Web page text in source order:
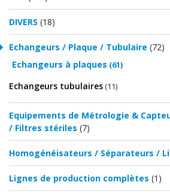
DIVERS (18)
Echangeurs / Plaque / Tubulaire (72)
Echangeurs à plaques (61)
Echangeurs tubulaires(11)
Equipements de Métrologie &
/ Filtres stériles (7)
Homogénéisateurs / Séparateurs /
Lignes de production complètes (1)